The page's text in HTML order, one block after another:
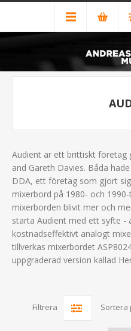
Audient är ett brittiskt företag
and Gareth Davies. Båda
DDA, ett företag som gjort
mixerbord på 1980- och
mixerborden blivit mer och
starta Audient med ett syfte -
kostnadseffektivt analogt
tillverkas mixerbordet
uppgraderad version kallad
Filtrera Sortera